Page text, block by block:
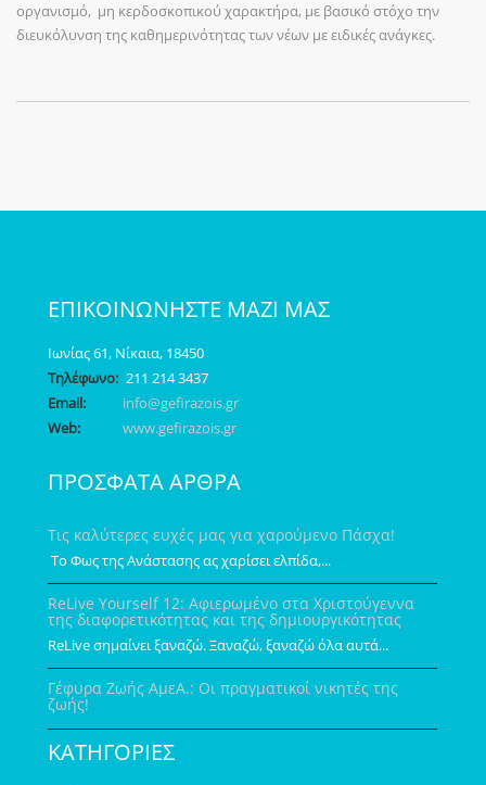
οργανισμό, μη κερδοσκοπικού χαρακτήρα, με βασικό στόχο την
διευκόλυνση της καθημερινότητας των νέων με ειδικές ανάγκες.
ΕΠΙΚΟΙΝΩΝΗΣΤΕ ΜΑΖΙ ΜΑΣ
Ιωνίας 61, Νίκαια, 18450
Τηλέφωνο:211 214 3437
Email:
info@gefirazois.gr
Web:
www.gefirazois.gr
ΠΡΟΣΦΑΤΑ ΑΡΘΡΑ
Τις καλύτερες ευχές μας για χαρούμενο Πάσχα!
Το Φως της Ανάστασης ας χαρίσει ελπίδα,...
ReLive Yourself 12: Αφιερωμένο στα Χριστούγεννα
της διαφορετικότητας και της δημιουργικότητας
ReLive σημαίνει ξαναζώ. Ξαναζώ, ξαναζώ όλα αυτά...
Γέφυρα Ζωής ΑμεΑ.: Οι πραγματικοί νικητές της
ζωής!
ΚΑΤΗΓΟΡΙΕΣ